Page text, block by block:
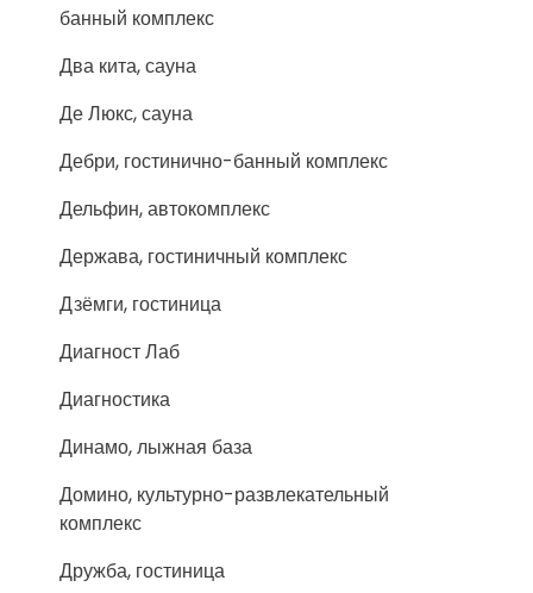
банный комплекс
Два кита, сауна
Де Люкс, сауна
Дебри, гостинично-банный комплекс
Дельфин, автокомплекс
Держава, гостиничный комплекс
Дзёмги, гостиница
Диагност Лаб
Диагностика
Динамо, лыжная база
Домино, культурно-развлекательный
комплекс
Дружба, гостиница